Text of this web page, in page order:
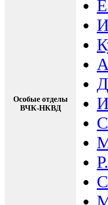
Особые отделы
ВЧК-НКВД